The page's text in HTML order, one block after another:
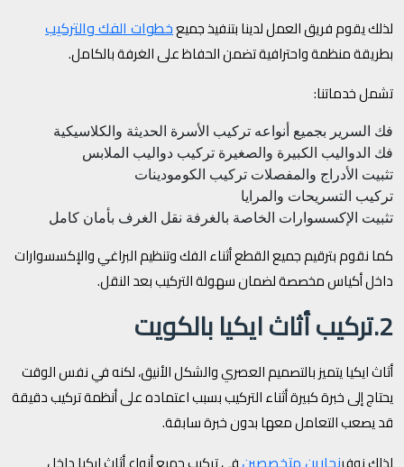
لذلك يقوم فريق العمل لدينا بتنفيذ جميعخطوات الفك والتركيب
بطريقة منظمة واحترافية تضمن الحفاظ على الغرفة بالكامل.
تشمل خدماتنا:
فك السرير بجميع أنواعه تركيب الأسرة الحديثة والكلاسيكية
فك الدواليب الكبيرة والصغيرة تركيب دواليب الملابس
تثبيت الأدراج والمفصلات تركيب الكومودينات
تركيب التسريحات والمرايا
تثبيت الإكسسوارات الخاصة بالغرفة نقل الغرف بأمان كامل
كما نقوم بترقيم جميع القطع أثناء الفك وتنظيم البراغي والإكسسوارات
داخل أكياس مخصصة لضمان سهولة التركيب بعد النقل.
2.تركيب أثاث ايكيا بالكويت
أثاث ايكيا يتميز بالتصميم العصري والشكل الأنيق، لكنه في نفس الوقت
يحتاج إلى خبرة كبيرة أثناء التركيب بسبب اعتماده على أنظمة تركيب دقيقة
قد يصعب التعامل معها بدون خبرة سابقة.